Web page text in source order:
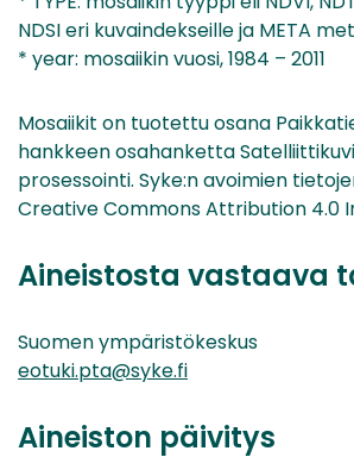
NDSI eri kuvaindekseille ja META
* year: mosaiikin vuosi, 1984 – 2011
Mosaiikit on tuotettu osana
hankkeen osahanketta
prosessointi. Syke:n avoimien
Creative Commons Attribution 4.0
Aineistosta vastaava
Suomen ympäristökeskus
eotuki.pta@syke.fi
Aineiston päivitys